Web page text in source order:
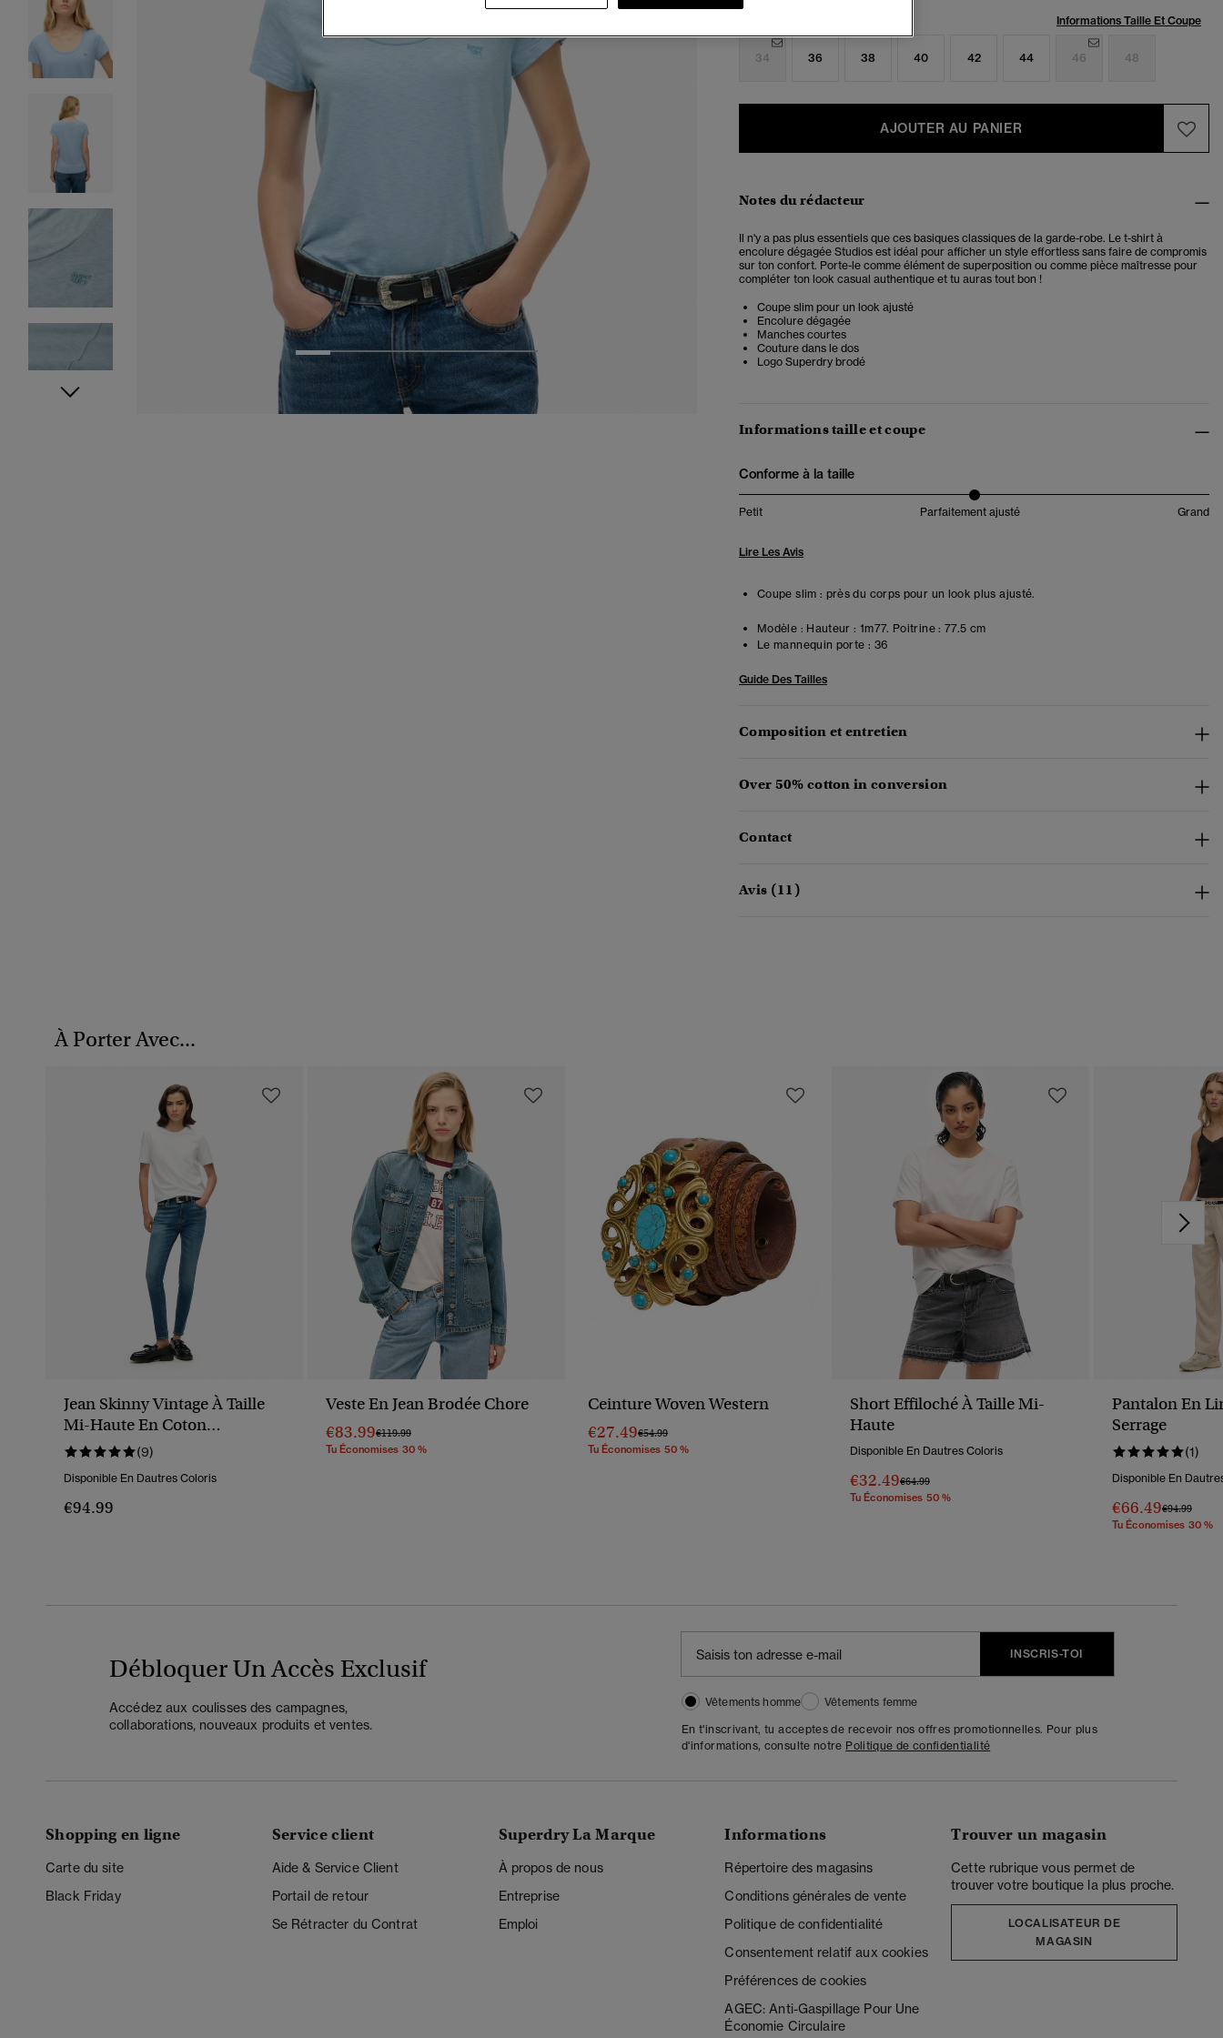
1 4 7
Informations Taille Et Coupe
34 36 38 40 42 44 46 48
AJOUTER AU PANIER
Notes du rédacteur
Il n'y a pas plus essentiels que ces basiques classiques de la garde-robe. Le t-shirt à
encolure dégagée Studios est idéal pour afficher un style effortless sans faire de compromis
sur ton confort. Porte-le comme élément de superposition ou comme pièce maîtresse pour
compléter ton look casual authentique et tu auras tout bon !
Coupe slim pour un look ajusté
Encolure dégagée
Manches courtes
Couture dans le dos
Logo Superdry brodé
Informations taille et coupe
Conforme à la taille
Petit Parfaitement ajusté Grand
Lire Les Avis
Coupe slim : près du corps pour un look plus ajusté.
Modèle : Hauteur : 1m77. Poitrine : 77.5 cm
Le mannequin porte : 36
Guide Des Tailles
Composition et entretien
Over 50% cotton in conversion
Contact
Avis (11)
À Porter Avec...
Jean Skinny Vintage À Taille
Mi-Haute En Coton
Biologique(9)
Disponible En Dautres Coloris
€94.99
Veste En Jean Brodée Chore
€83.99Prix Réduit De
€119.99À
Tu Économises 30 %
Ceinture Woven Western
€27.49Prix Réduit De
€54.99À
Tu Économises 50 %
Short Effiloché À Taille Mi-
Haute
Disponible En Dautres Coloris
€32.49Prix Réduit De
€64.99À
Tu Économises 50 %
Pantalon En
Serrage
(1)
Disponible En
€66.49Prix Réduit
€94.99À
Tu Économises 30 %
Débloquer Un Accès Exclusif
Accédez aux coulisses des campagnes,
collaborations, nouveaux produits et ventes.
INSCRIS-TOI
Vêtements homme
Vêtements femme
En t'inscrivant, tu acceptes de recevoir nos offres promotionnelles. Pour plus
d'informations, consulte notre Politique de confidentialité
Shopping en ligne
Carte du site
Black Friday
Service client
Aide & Service Client
Portail de retour
Se Rétracter du Contrat
Superdry La Marque
À propos de nous
Entreprise
Emploi
Informations
Répertoire des magasins
Conditions générales de vente
Politique de confidentialité
Consentement relatif aux cookies
Préférences de cookies
AGEC: Anti-Gaspillage Pour Une
Économie Circulaire
Trouver un magasin
Cette rubrique vous permet de
trouver votre boutique la plus proche.
LOCALISATEUR DE
MAGASIN